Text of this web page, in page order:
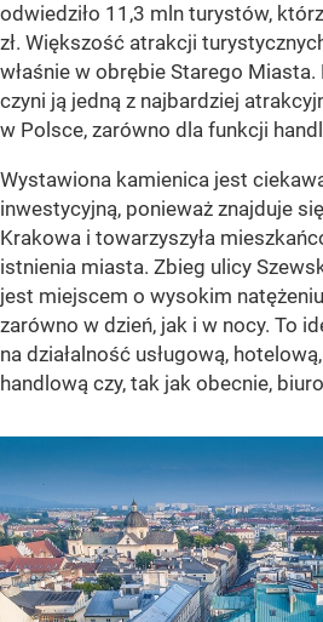
odwiedziło 11,3 mln turystów,
zł. Większość atrakcji
właśnie w obrębie Starego
czyni ją jedną z najbardziej
w Polsce, zarówno dla funkcji
Wystawiona kamienica jest
inwestycyjną, ponieważ znajduje
Krakowa i towarzyszyła
istnienia miasta. Zbieg ulicy
jest miejscem o wysokim
zarówno w dzień, jak i w nocy. To
na działalność usługową,
handlową czy, tak jak obecnie,